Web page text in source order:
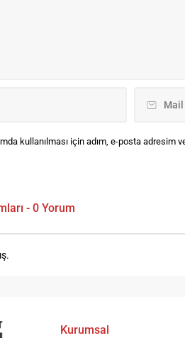
kullanılması için adım, e-posta adresim
- 0 Yorum
Kurumsal